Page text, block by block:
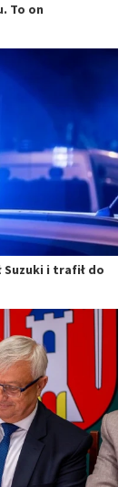
To on
i trafił do